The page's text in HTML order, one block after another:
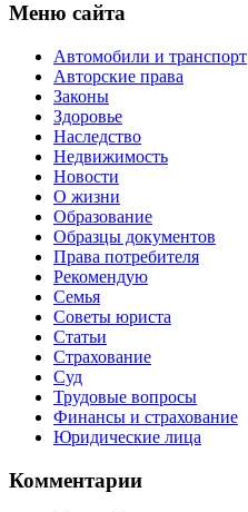
Меню сайта
Автомобили и транспорт
Авторские права
Законы
Здоровье
Наследство
Недвижимость
Новости
О жизни
Образование
Образцы документов
Права потребителя
Рекомендую
Семья
Советы юриста
Статьи
Страхование
Суд
Трудовые вопросы
Финансы и страхование
Юридические лица
Комментарии